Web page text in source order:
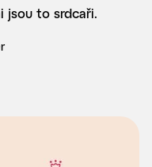
jsou to srdcaři.